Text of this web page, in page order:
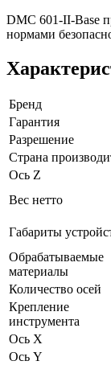
DMC 601-II-Base
нормами
Бренд
Гарантия
Разрешение
Страна
Ось Z
Вес нетто
Габариты
Обрабатываемые
материалы
Количество осей
Крепление
инструмента
Ось X
Ось Y